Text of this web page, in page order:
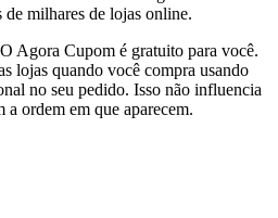
de milhares de lojas online.
O Agora Cupom é gratuito para você.
lojas quando você compra usando
no seu pedido. Isso não influencia
ordem em que aparecem.